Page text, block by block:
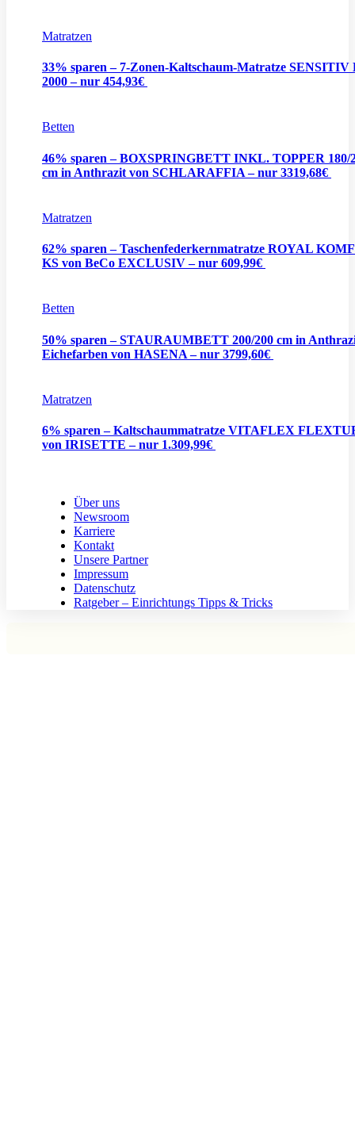
Matratzen
33% sparen – 7-Zonen-Kaltschaum-Matratze SENSITIV
2000 – nur 454,93€
Betten
46% sparen – BOXSPRINGBETT INKL. TOPPER 180/
cm in Anthrazit von SCHLARAFFIA – nur 3319,68€
Matratzen
62% sparen – Taschenfederkernmatratze ROYAL
KS von BeCo EXCLUSIV – nur 609,99€
Betten
50% sparen – STAURAUMBETT 200/200 cm in
Eichefarben von HASENA – nur 3799,60€
Matratzen
6% sparen – Kaltschaummatratze VITAFLEX
von IRISETTE – nur 1.309,99€
Über uns
Newsroom
Karriere
Kontakt
Unsere Partner
Impressum
Datenschutz
Ratgeber – Einrichtungs Tipps & Tricks